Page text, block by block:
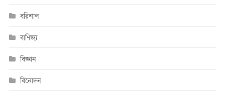
বরিশাল
বাণিজ্য
বিজ্ঞান
বিনোদন